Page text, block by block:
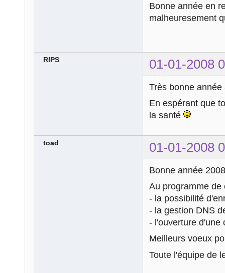
Bonne année en
malheuresement
RIPS 01-01-2008
Très bonne
En espérant que
la santé
toad 01-01-2008
Bonne année
Au programme de
- la possibilité
- la gestion DNS
- l'ouverture d'une
Meilleurs voeux
Toute l'équipe de